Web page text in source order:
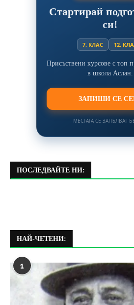
Стартирай
си!
7. КЛАС 12.
Присъствени курсове с топ
в школа Аслан.
ЗАПИШИ СЕ
МЕСТАТА СЕ ЗАПЪЛВАТ
ПОСЛЕДВАЙТЕ НИ:
НАЙ-ЧЕТЕНИ:
1